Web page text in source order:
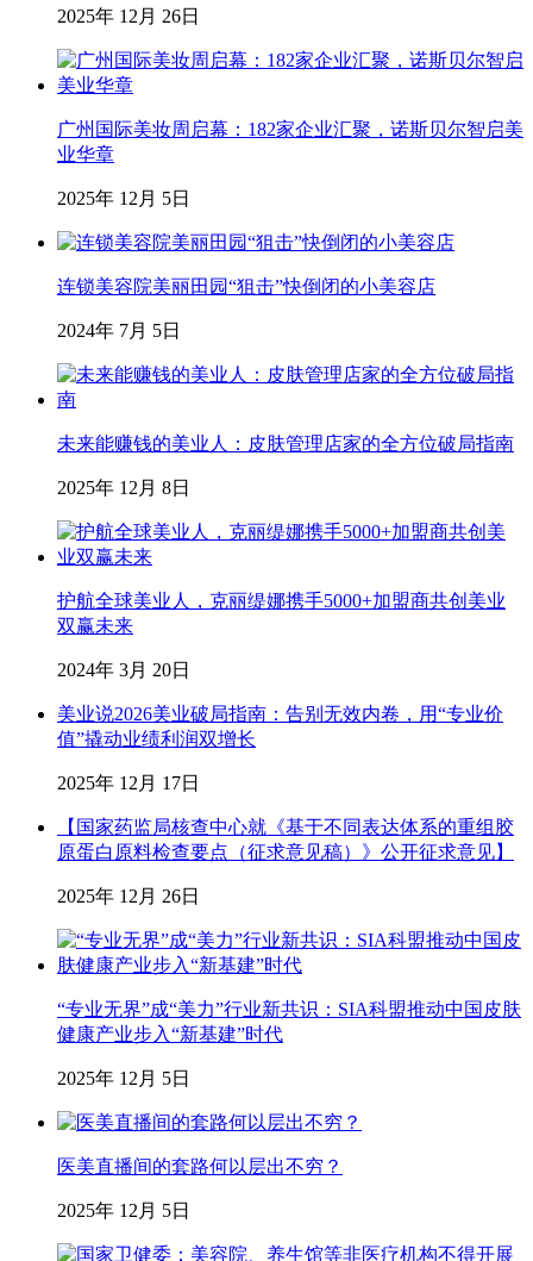
2025年 12月 26日
广州国际美妆周启幕：182家企业汇聚，诺斯贝尔智启美
业华章
2025年 12月 5日
连锁美容院美丽田园“狙击”快倒闭的小美容店
2024年 7月 5日
未来能赚钱的美业人：皮肤管理店家的全方位破局指南
2025年 12月 8日
护航全球美业人，克丽缇娜携手5000+加盟商共创美业
双赢未来
2024年 3月 20日
美业说2026美业破局指南：告别无效内卷，用“专业价
值”撬动业绩利润双增长
2025年 12月 17日
【国家药监局核查中心就《基于不同表达体系的重组胶
原蛋白原料检查要点（征求意见稿）》公开征求意见】
2025年 12月 26日
“专业无界”成“美力”行业新共识：SIA科盟推动中国皮肤
健康产业步入“新基建”时代
2025年 12月 5日
医美直播间的套路何以层出不穷？
2025年 12月 5日